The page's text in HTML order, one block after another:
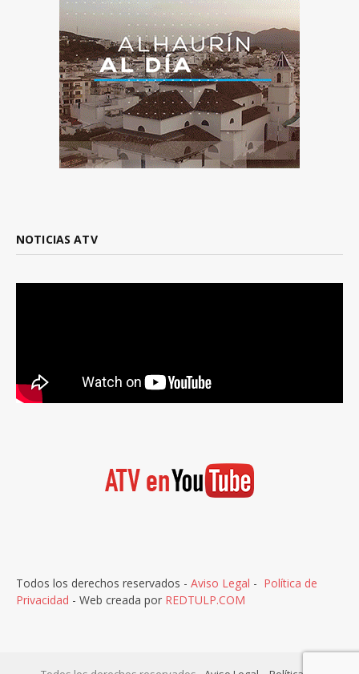
NOTICIAS ATV
Todos los derechos reservados - Aviso Legal - Política de
Privacidad - Web creada por REDTULP.COM